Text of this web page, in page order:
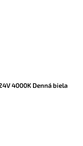
4000K Denná biela